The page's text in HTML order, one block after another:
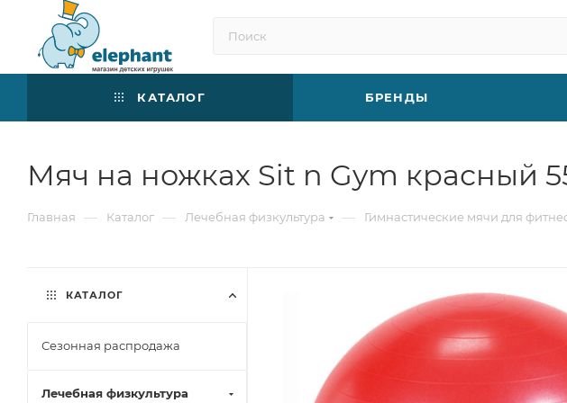
КАТАЛОГ БРЕНДЫ
Мяч на ножках Sit n Gym красный
Главная — Каталог — Лечебная физкультура — Гимнастические мячи для
КАТАЛОГ
Сезонная распродажа
Лечебная физкультура